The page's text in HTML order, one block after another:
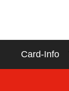
Card-Info